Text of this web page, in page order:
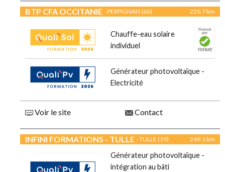
BTP CFA OCCITANIE - PERPIGNAN (66) 220.7 km
Chauffe-eau solaire
individuel
Générateur photovoltaïque -
Electricité
Voir le site Contact
INFINI FORMATIONS - TULLE - TULLE (19) 249.1 km
Générateur photovoltaïque -
intégration au bâti